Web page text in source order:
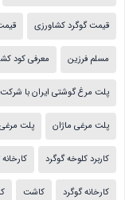
قیمت گوگرد کشاورزی
مسلم فرزین معرفی کود
پلت مرغ گوشتی ایران با
پلت مرغی ماژان پلت
کاربرد کلوخه گوگرد
کارخانه گوگرد کاشت